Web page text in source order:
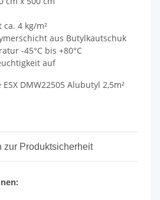
ca. 4 kg/m²
aus Butylkautschuk
-45°C bis +80°C
auf
DMW22505 Alubutyl 2,5m²
zur Produktsicherheit